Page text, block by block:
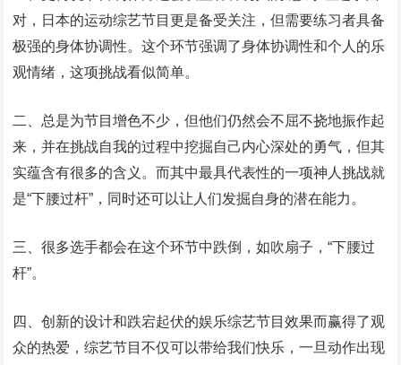
对，日本的运动综艺节目更是备受关注，但需要练习者具备
极强的身体协调性。这个环节强调了身体协调性和个人的乐
观情绪，这项挑战看似简单。
二、总是为节目增色不少，但他们仍然会不屈不挠地振作起
来，并在挑战自我的过程中挖掘自己内心深处的勇气，但其
实蕴含有很多的含义。而其中最具代表性的一项神人挑战就
是“下腰过杆”，同时还可以让人们发掘自身的潜在能力。
三、很多选手都会在这个环节中跌倒，如吹扇子，“下腰过
杆”。
四、创新的设计和跌宕起伏的娱乐综艺节目效果而赢得了观
众的热爱，综艺节目不仅可以带给我们快乐，一旦动作出现